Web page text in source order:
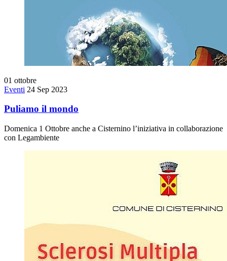
01 ottobre
Eventi 24 Sep 2023
Puliamo il mondo
Domenica 1 Ottobre anche a Cisternino l’iniziativa in collaborazione
con Legambiente